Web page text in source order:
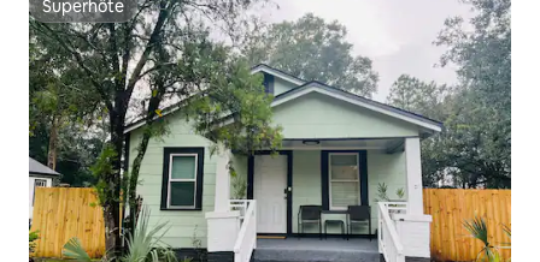
Superhôte
Superhôte